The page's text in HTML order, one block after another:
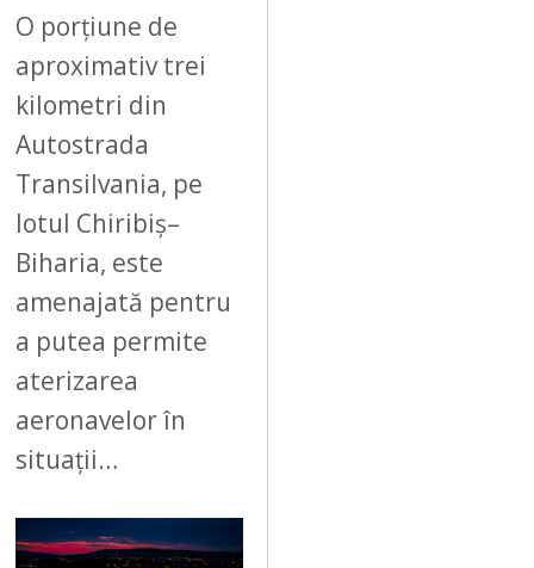
O porțiune de
aproximativ trei
kilometri din
Autostrada
Transilvania, pe
lotul Chiribiș–
Biharia, este
amenajată pentru
a putea permite
aterizarea
aeronavelor în
situații…